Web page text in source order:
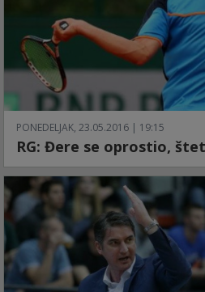
PONEDELJAK, 23.05.2016 | 19:15
RG: Đere se oprostio,